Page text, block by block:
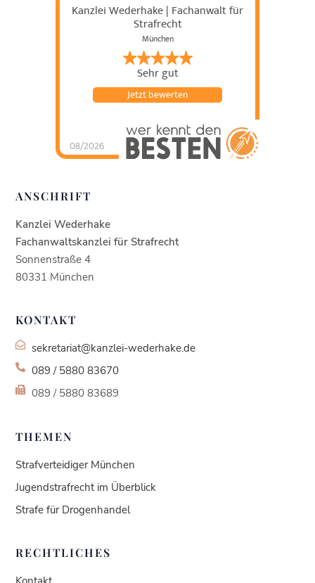
Kanzlei Wederhake | Fachanwalt für
Strafrecht
München
Sehr gut
08/2026
Jetzt bewerten
Kanzlei Wederhake |
Fachanwalt für
ANSCHRIFT
Kanzlei Wederhake
Fachanwaltskanzlei für Strafrecht
Sonnenstraße 4
80331 München
KONTAKT
sekretariat@kanzlei-wederhake.de
089 / 5880 83670
089 / 5880 83689
THEMEN
Strafverteidiger München
Jugendstrafrecht im Überblick
Strafe für Drogenhandel
RECHTLICHES